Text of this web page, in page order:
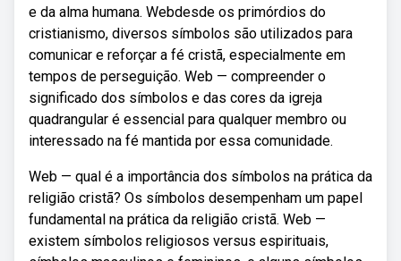
e da alma humana. Webdesde os primórdios do
cristianismo, diversos símbolos são utilizados para
comunicar e reforçar a fé cristã, especialmente em
tempos de perseguição. Web — compreender o
significado dos símbolos e das cores da igreja
quadrangular é essencial para qualquer membro ou
interessado na fé mantida por essa comunidade.
Web — qual é a importância dos símbolos na prática da
religião cristã? Os símbolos desempenham um papel
fundamental na prática da religião cristã. Web —
existem símbolos religiosos versus espirituais,